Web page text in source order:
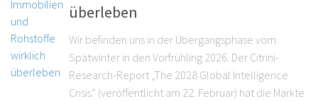
überleben
Wir befinden uns in der Übergangsphase vom
Spätwinter in den Vorfrühling 2026. Der Citrini-
Research-Report „The 2028 Global Intelligence
Crisis“ (veröffentlicht am 22. Februar) hat die Märkte